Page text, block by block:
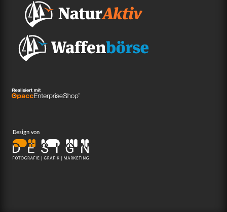
Design von